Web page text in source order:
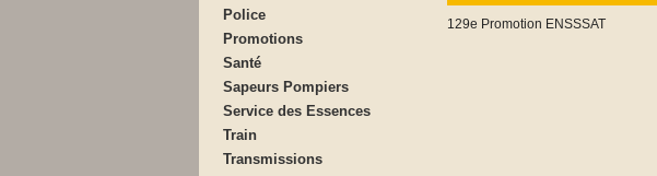
Police
Promotions
Santé
Sapeurs Pompiers
Service des Essences
Train
Transmissions
129e Promotion ENSSSAT